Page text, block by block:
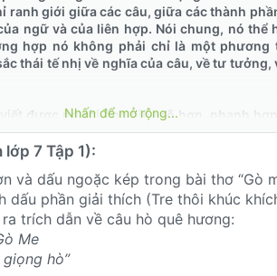
ranh giới giữa các câu, giữa các thành
ngữ và của liên hợp. Nói chung, nó thể
hợp nó không phải chỉ là một phương
thái tế nhị về nghĩa của câu, về tư tưởng,
được người đọc hiểu rõ hơn, nhanh
vì dùng sai dấu câu mà thành ra sai ngữ
Nhấn để mở rộng...
7 Tập 1):
và dấu ngoặc kép trong bài thơ “Gò
dấu phần giải thích (Tre thôi khúc
trích dẫn về câu hò quê hương:
Me
hò”